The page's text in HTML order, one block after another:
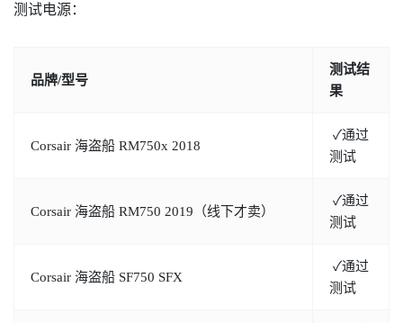
测试电源：
品牌/型号
测试结
果
Corsair 海盗船 RM750x 2018
✓通过
测试
Corsair 海盗船 RM750 2019（线下才卖）
✓通过
测试
Corsair 海盗船 SF750 SFX
✓通过
测试